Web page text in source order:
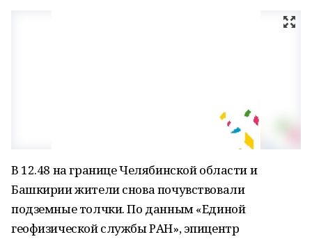
В 12.48 на границе Челябинской области и
Башкирии жители снова почувствовали
подземные толчки. По данным «Единой
геофизической службы РАН», эпицентр